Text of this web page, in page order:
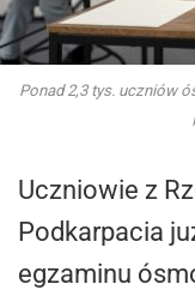
Ponad 2,3 tys. uczniów
Uczniowie z
Podkarpacia
egzaminu